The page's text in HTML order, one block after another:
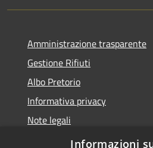
Amministrazione trasparente
Gestione Rifiuti
Albo Pretorio
Informativa privacy
Note legali
Dichiarazione di accessibilità
Informazioni